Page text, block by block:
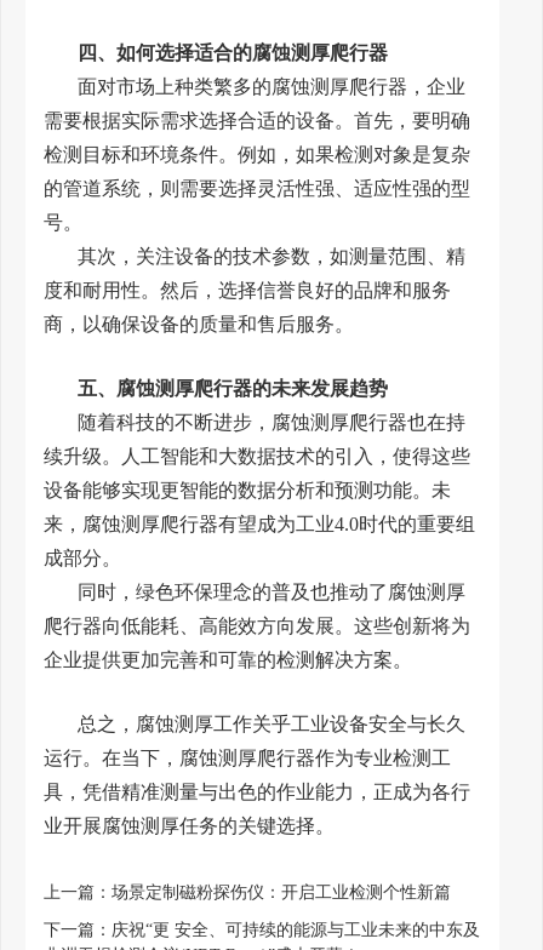
四、如何选择适合的腐蚀测厚爬行器
面对市场上种类繁多的腐蚀测厚爬行器，企业
需要根据实际需求选择合适的设备。首先，要明确
检测目标和环境条件。例如，如果检测对象是复杂
的管道系统，则需要选择灵活性强、适应性强的型
号。
其次，关注设备的技术参数，如测量范围、精
度和耐用性。然后，选择信誉良好的品牌和服务
商，以确保设备的质量和售后服务。
五、腐蚀测厚爬行器的未来发展趋势
随着科技的不断进步，腐蚀测厚爬行器也在持
续升级。人工智能和大数据技术的引入，使得这些
设备能够实现更智能的数据分析和预测功能。未
来，腐蚀测厚爬行器有望成为工业4.0时代的重要组
成部分。
同时，绿色环保理念的普及也推动了腐蚀测厚
爬行器向低能耗、高能效方向发展。这些创新将为
企业提供更加完善和可靠的检测解决方案。
总之，腐蚀测厚工作关乎工业设备安全与长久
运行。在当下，腐蚀测厚爬行器作为专业检测工
具，凭借精准测量与出色的作业能力，正成为各行
业开展腐蚀测厚任务的关键选择。
上一篇： 场景定制磁粉探伤仪：开启工业检测个性新篇
下一篇： 庆祝“更 安全、可持续的能源与工业未来的中东及